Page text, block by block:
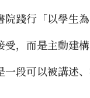
踐行「以學生
，而是主動建構
段可以被講述